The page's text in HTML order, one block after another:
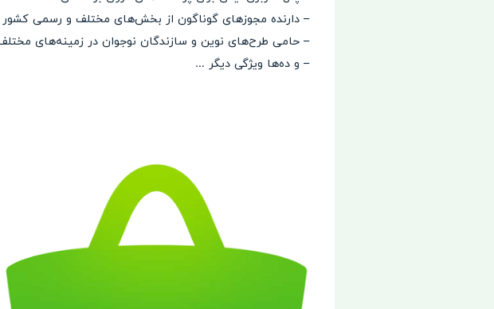
– دارنده مجوزهای گوناگون از بخش‌های مختلف و رسمی کشور
– حامی طرح‌های نوین و سازندگان نوجوان در زمینه‌های
– و ده‌ها ویژگی دیگر …